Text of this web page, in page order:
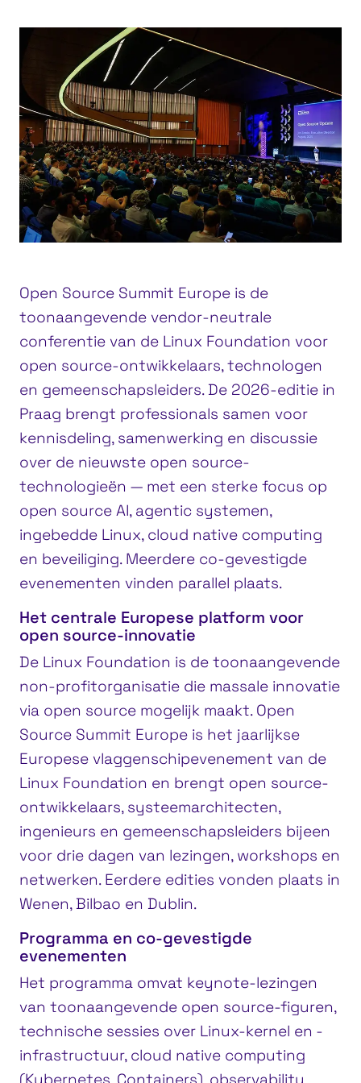
Open Source Summit Europe is de
toonaangevende vendor-neutrale
conferentie van de Linux Foundation voor
open source-ontwikkelaars, technologen
en gemeenschapsleiders. De 2026-editie in
Praag brengt professionals samen voor
kennisdeling, samenwerking en discussie
over de nieuwste open source-
technologieën — met een sterke focus op
open source AI, agentic systemen,
ingebedde Linux, cloud native computing
en beveiliging. Meerdere co-gevestigde
evenementen vinden parallel plaats.
Het centrale Europese platform voor
open source-innovatie
De Linux Foundation is de toonaangevende
non-profitorganisatie die massale innovatie
via open source mogelijk maakt. Open
Source Summit Europe is het jaarlijkse
Europese vlaggenschipevenement van de
Linux Foundation en brengt open source-
ontwikkelaars, systeemarchitecten,
ingenieurs en gemeenschapsleiders bijeen
voor drie dagen van lezingen, workshops en
netwerken. Eerdere edities vonden plaats in
Wenen, Bilbao en Dublin.
Programma en co-gevestigde
evenementen
Het programma omvat keynote-lezingen
van toonaangevende open source-figuren,
technische sessies over Linux-kernel en -
infrastructuur, cloud native computing